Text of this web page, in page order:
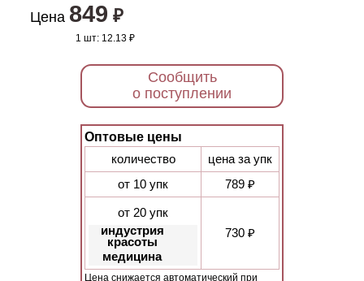
Цена 849 ₽
1 шт:12.13 ₽
Сообщить
о поступлении
Оптовые цены
количество
цена за упк
от 10 упк
789 ₽
от 20 упк
индустрия
красоты
медицина
730 ₽
Цена снижается автоматический при